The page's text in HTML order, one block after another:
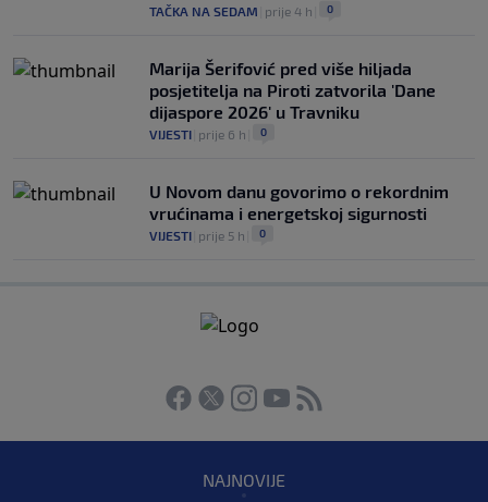
TAČKA NA SEDAM prije 4 h 0
Marija Šerifović pred više hiljada
posjetitelja na Piroti zatvorila 'Dane
dijaspore 2026' u Travniku
VIJESTI prije 6 h 0
U Novom danu govorimo o rekordnim
vrućinama i energetskoj sigurnosti
VIJESTI prije 5 h 0
NAJNOVIJE